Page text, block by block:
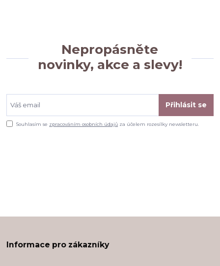
Nepropásněte
novinky, akce a slevy!
Přihlásit se
Souhlasím se zpracováním osobních údajů za účelem rozesílky newsletteru.
Informace pro zákazníky